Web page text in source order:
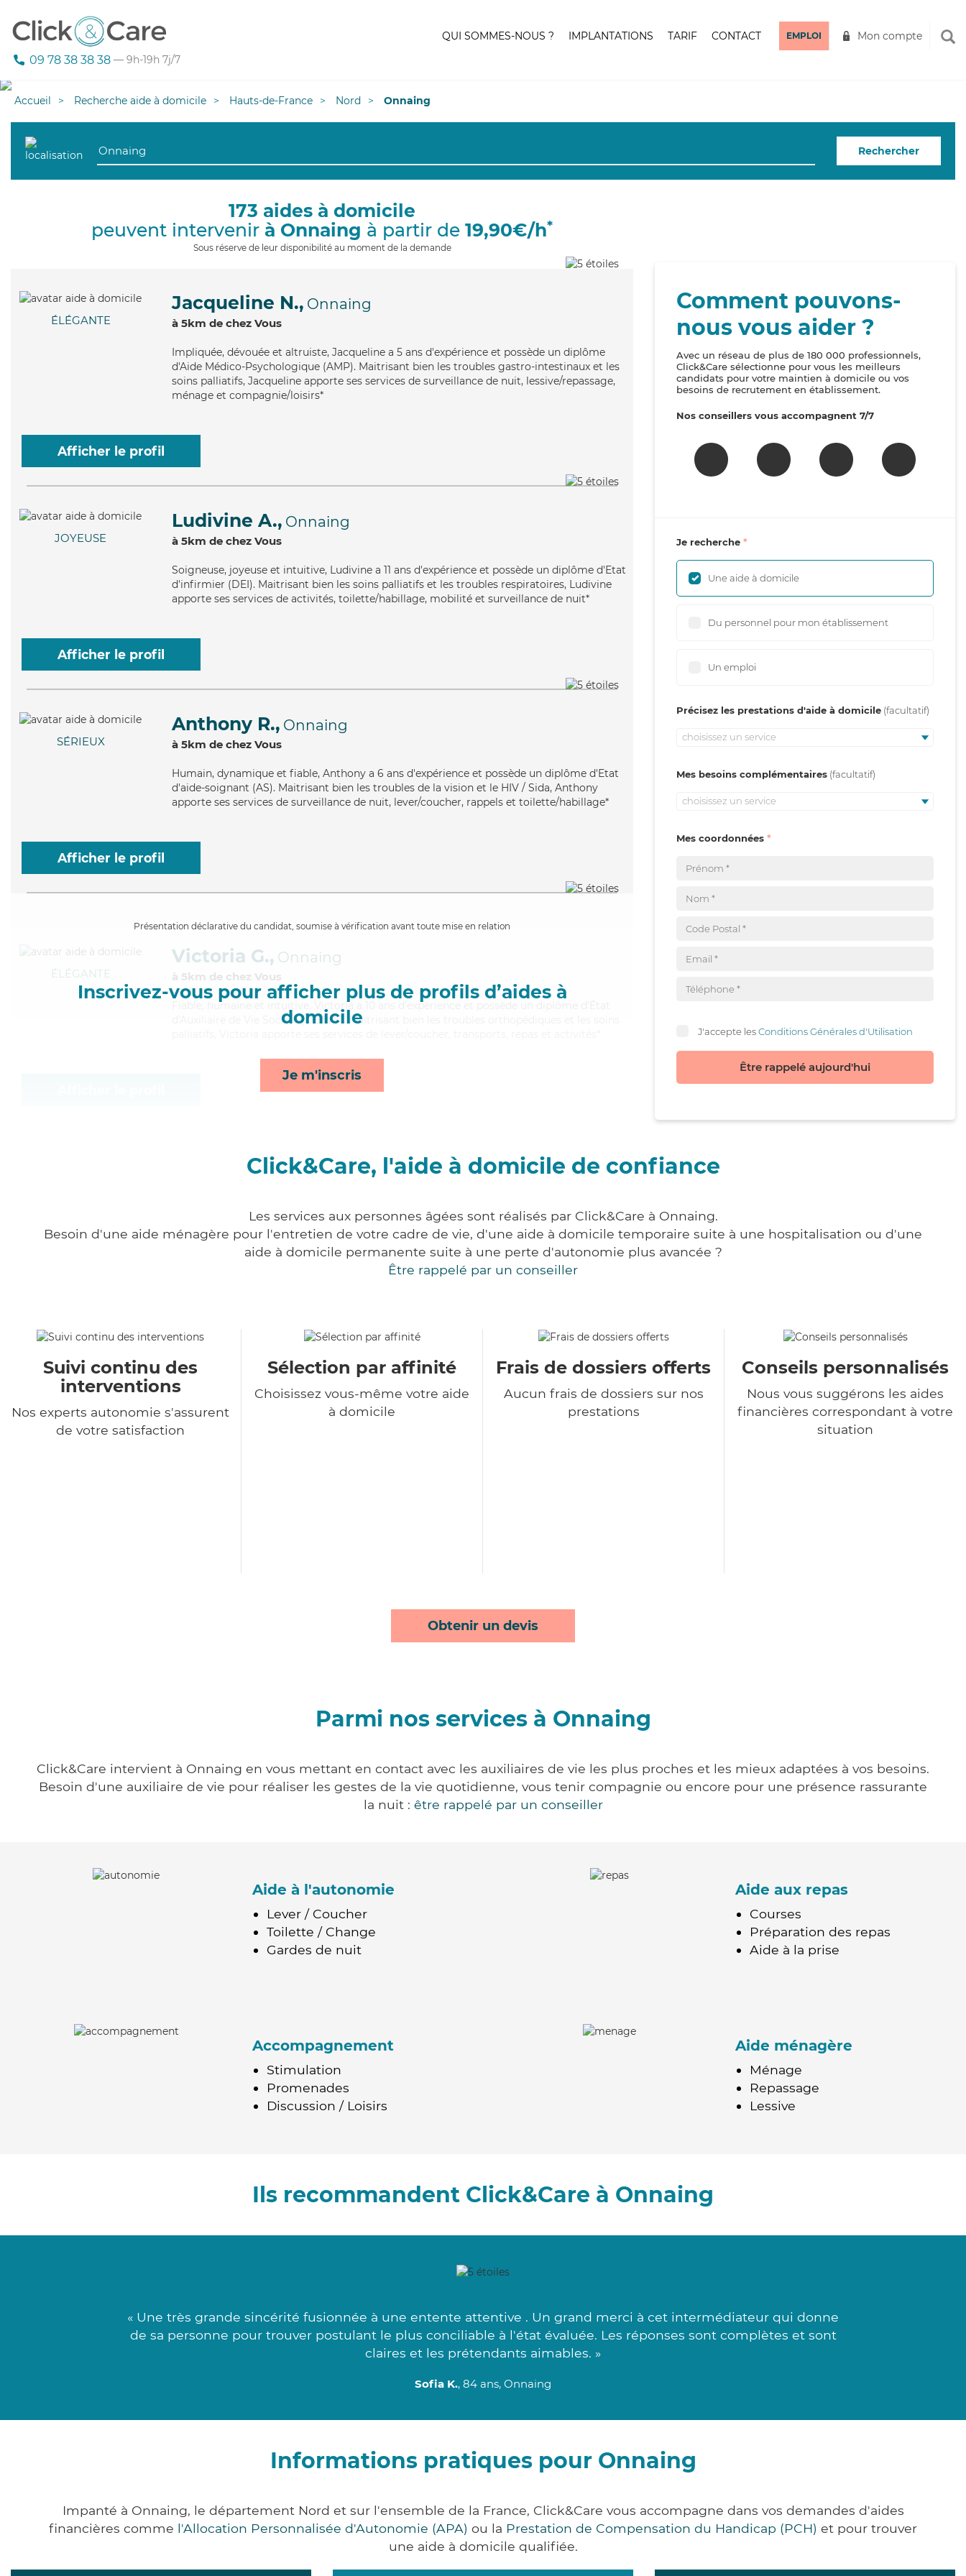
09 78 38 38 38 — 9h-19h 7j/7
QUI SOMMES-NOUS ? IMPLANTATIONS TARIF CONTACT EMPLOI Mon compte
Accueil Recherche aide à domicile Hauts-de-France Nord Onnaing
Rechercher
173 aides à domicile
peuvent intervenir à Onnaing à partir de 19,90€/h*
Sous réserve de leur disponibilité au moment de la demande
ÉLÉGANTE
Jacqueline N., Onnaing
à 5km de chez Vous
Impliquée, dévouée et altruiste, Jacqueline a 5 ans d'expérience et possède un diplôme
d'Aide Médico-Psychologique (AMP). Maitrisant bien les troubles gastro-intestinaux et les
soins palliatifs, Jacqueline apporte ses services de surveillance de nuit, lessive/repassage,
ménage et compagnie/loisirs*
Afficher le profil
JOYEUSE
Ludivine A., Onnaing
à 5km de chez Vous
Soigneuse, joyeuse et intuitive, Ludivine a 11 ans d'expérience et possède un diplôme d'Etat
d'infirmier (DEI). Maitrisant bien les soins palliatifs et les troubles respiratoires, Ludivine
apporte ses services de activités, toilette/habillage, mobilité et surveillance de nuit*
Afficher le profil
SÉRIEUX
Anthony R., Onnaing
à 5km de chez Vous
Humain, dynamique et fiable, Anthony a 6 ans d'expérience et possède un diplôme d'Etat
d'aide-soignant (AS). Maitrisant bien les troubles de la vision et le HIV / Sida, Anthony
apporte ses services de surveillance de nuit, lever/coucher, rappels et toilette/habillage*
Afficher le profil
Présentation déclarative du candidat, soumise à vérification avant toute mise en relation
Inscrivez-vous pour afficher plus de profils d’aides à
domicile
Je m'inscris
ÉLÉGANTE
Victoria G., Onnaing
à 5km de chez Vous
, humaine et intuitive, Victoria a 10 ans d'expérience et possède un diplôme d'État
d'Auxiliaire de Vie Sociale (DEAVS). Maitrisant bien les troubles orthopédiques et les soins
Comment pouvons-
nous vous aider ?
Avec un réseau de plus de 180 000 professionnels,
Click&Care sélectionne pour vous les meilleurs
candidats pour votre maintien à domicile ou vos
besoins de recrutement en établissement.
Nos conseillers vous accompagnent 7/7
Je recherche
Une aide à domicile
Du personnel pour mon établissement
Un emploi
Précisez les prestations d'aide à domicile
choisissez un service
Mes besoins complémentaires
choisissez un service
Mes coordonnées
J'accepte lesConditions Générales d'Utilisation
Être rappelé aujourd'hui
Click&Care, l'aide à domicile de confiance
Les services aux personnes âgées sont réalisés par Click&Care à Onnaing.
Besoin d'une aide ménagère pour l'entretien de votre cadre de vie, d'une aide à domicile temporaire suite à une hospitalisation ou d'une
aide à domicile permanente suite à une perte d'autonomie plus avancée ?
Être rappelé par un conseiller
Suivi continu des
interventions
Nos experts autonomie s'assurent
de votre satisfaction
Sélection par affinité
Choisissez vous-même votre aide
à domicile
Frais de dossiers offerts
Aucun frais de dossiers sur nos
prestations
Conseils personnalisés
Nous vous suggérons les aides
financières correspondant à votre
situation
Obtenir un devis
Parmi nos services à Onnaing
Click&Care intervient à Onnaing en vous mettant en contact avec les auxiliaires de vie les plus proches et les mieux adaptées à vos besoins.
Besoin d'une auxiliaire de vie pour réaliser les gestes de la vie quotidienne, vous tenir compagnie ou encore pour une présence rassurante
la nuit : être rappelé par un conseiller
Aide à l'autonomie
Lever / Coucher
Toilette / Change
Gardes de nuit
Aide aux repas
Courses
Préparation des repas
Aide à la prise
Accompagnement
Stimulation
Promenades
Discussion / Loisirs
Aide ménagère
Ménage
Repassage
Lessive
Ils recommandent Click&Care à Onnaing
« Une très grande sincérité fusionnée à une entente attentive . Un grand merci à cet intermédiateur qui donne
de sa personne pour trouver postulant le plus conciliable à l'état évaluée. Les réponses sont complètes et sont
claires et les prétendants aimables. »
Sofia K., 84 ans, Onnaing
Informations pratiques pour Onnaing
Impanté à Onnaing, le département Nord et sur l'ensemble de la France, Click&Care vous accompagne dans vos demandes d'aides
financières comme l'Allocation Personnalisée d'Autonomie (APA) ou la Prestation de Compensation du Handicap (PCH) et pour trouver
une aide à domicile qualifiée.